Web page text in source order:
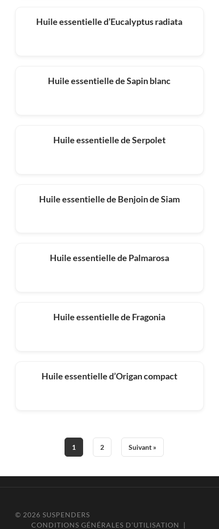
Huile essentielle d’Eucalyptus radiata
Huile essentielle de Sapin blanc
Huile essentielle de Serpolet
Huile essentielle de Benjoin de Siam
Huile essentielle de Palmarosa
Huile essentielle de Fragonia
Huile essentielle d’Origan compact
1 2 Suivant »
© 2026SUSPENDERS
CONDITIONS GÉNÉRALES D’UTILISATION
|